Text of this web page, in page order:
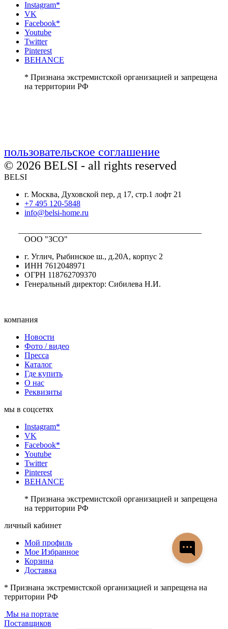
Instagram*
VK
Facebook*
Youtube
Twitter
Pinterest
BEHANCE
* Признана экстремистской организацией и запрещена
на территории РФ
пользовательское соглашение
© 2026 BELSI - all rights reserved
BELSI
г. Москва, Духовской пер, д 17, стр.1 лофт 21
+7 495 120-5848
info@belsi-home.ru
ООО "ЗСО"
г. Углич, Рыбинское ш., д.20А, корпус 2
ИНН 7612048971
ОГРН 118762709370
Генеральный директор: Сибилева Н.И.
компания
Новости
Фото / видео
Пресса
Каталог
Где купить
О нас
Реквизиты
мы в соцсетях
Instagram*
VK
Facebook*
Youtube
Twitter
Pinterest
BEHANCE
* Признана экстремистской организацией и запрещена
на территории РФ
личный кабинет
Мой профиль
Мое Избранное
Корзина
Доставка
* Признана экстремистской организацией и запрещена на
территории РФ
Мы на портале
Поставщиков